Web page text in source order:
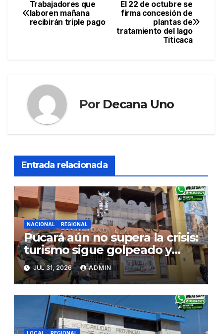
Navegación
de
El 22 de octubre se
firma concesión de
plantas de
tratamiento del lago
Titicaca
Trabajadores que
laboren mañana
recibirán triple pago
Por Decana Uno
Entrada relacionada
NACIONAL REGIONAL
Pucará aún no supera la crisis:
turismo sigue golpeado y
alcaldesa exige al nuevo
Gobierno fondos para obras
paralizadas
JUL 31, 2026 ADMIN
LOCAL REGIONAL